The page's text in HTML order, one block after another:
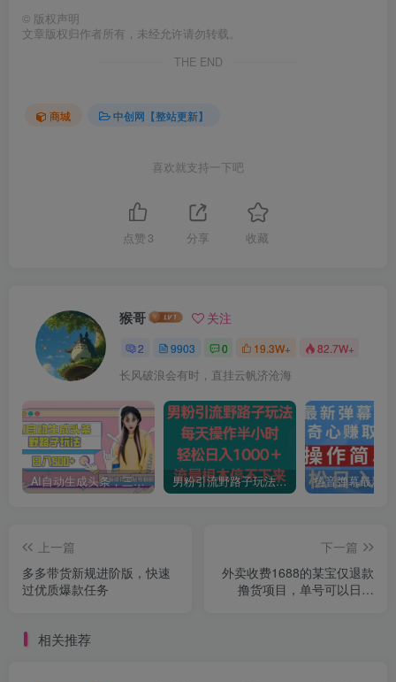
© 版权声明
文章版权归作者所有，未经允许请勿转载。
THE END
商城 中创网【整站更新】
喜欢就支持一下吧
点赞 3 分享 收藏
猴哥 关注
2 9903 0 19.3W+ 82.7W+
长风破浪会有时，直挂云帆济沧海
AI自动生成头条，三天必起号，三分钟轻松发布内容，复制粘贴，保姆级教… 男粉引流野路子玩法，每天操作半小时轻松日入1000＋，流量根本停不下来
上一篇
多多带货新规进阶版，快速
过优质爆款任务
下一篇
外卖收费1688的某宝仅退款
撸货项目，单号可以日入
相关推荐